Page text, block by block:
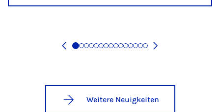
Weitere Neuigkeiten